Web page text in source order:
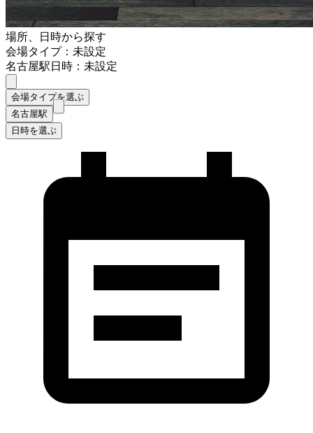
場所、日時から探す
会場タイプ：未設定
名古屋駅日時：未設定
会場タイプを選ぶ
名古屋駅
日時を選ぶ